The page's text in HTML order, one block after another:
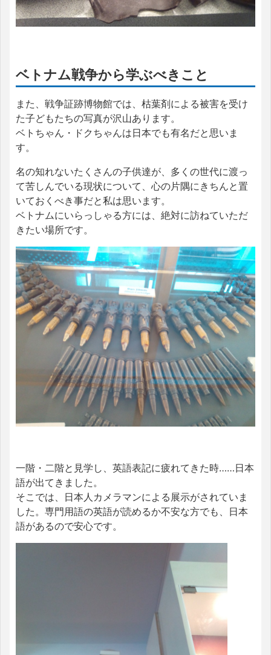
ベトナム戦争から学ぶべきこと
また、戦争証跡博物館では、枯葉剤による被害を受け
た子どもたちの写真が沢山あります。
ベトちゃん・ドクちゃんは日本でも有名だと思いま
す。
名の知れないたくさんの子供達が、多くの世代に渡っ
て苦しんでいる現状について、心の片隅にきちんと置
いておくべき事だと私は思います。
ベトナムにいらっしゃる方には、絶対に訪ねていただ
きたい場所です。
一階・二階と見学し、英語表記に疲れてきた時……日本
語が出てきました。
そこでは、日本人カメラマンによる展示がされていま
した。専門用語の英語が読めるか不安な方でも、日本
語があるので安心です。